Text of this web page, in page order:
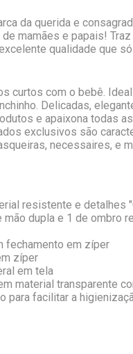
da querida e
mamães e papais!
qualidade que
curtos com o bebê.
Delicadas,
e apaixona todas
exclusivos são
necessaires, e
resistente e detalhes
dupla e 1 de ombro
fechamento em zíper
zíper
em tela
material transparente
para facilitar a